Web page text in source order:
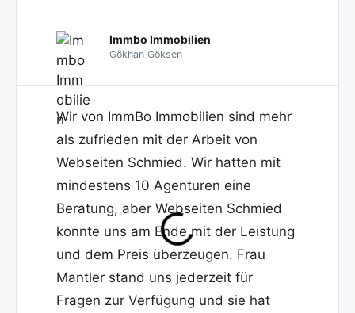
Immbo Immobilien
Gökhan Göksen
Wir von ImmBo Immobilien sind mehr
als zufrieden mit der Arbeit von
Webseiten Schmied. Wir hatten mit
mindestens 10 Agenturen eine
Beratung, aber Webseiten Schmied
konnte uns am Ende mit der Leistung
und dem Preis überzeugen. Frau
Mantler stand uns jederzeit für
Fragen zur Verfügung und sie hat